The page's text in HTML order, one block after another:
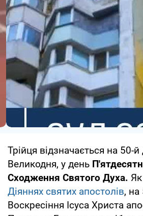
Трійця відзначається на 50-й
Великодня, у день
Сходження Святого Духа.
Діяннях святих апостолів, на
Воскресіння Ісуса Христа